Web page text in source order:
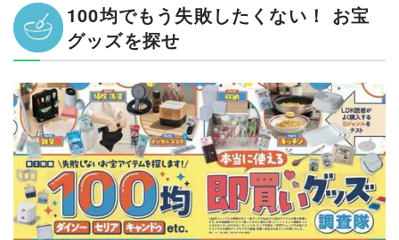
100均でもう失敗したくない！ お宝
グッズを探せ